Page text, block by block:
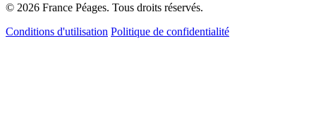
© 2026 France Péages. Tous droits réservés.
Conditions d'utilisation Politique de confidentialité